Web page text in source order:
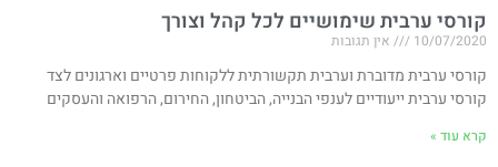
קורסי ערבית שימושיים לכל קהל וצורך
10/07/2020 אין תגובות
קורסי ערבית מדוברת וערבית תקשורתית ללקוחות פרטיים וארגונים לצד
קורסי ערבית ייעודיים לענפי הבנייה, הביטחון, החירום, הרפואה והעסקים
קרא עוד »